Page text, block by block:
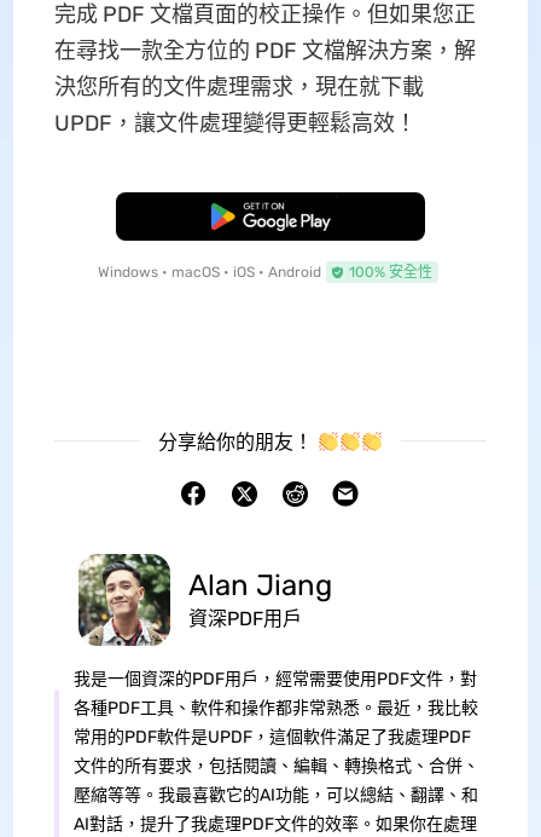
完成 PDF 文檔頁面的校正操作。但如果您正
在尋找一款全方位的 PDF 文檔解決方案，解
決您所有的文件處理需求，現在就下載
UPDF，讓文件處理變得更輕鬆高效！
免費下載
Windows • macOS • iOS • Android 100% 安全性
分享給你的朋友！
Alan Jiang
資深PDF用戶
我是一個資深的PDF用戶，經常需要使用PDF文件，對
各種PDF工具、軟件和操作都非常熟悉。最近，我比較
常用的PDF軟件是UPDF，這個軟件滿足了我處理PDF
文件的所有要求，包括閱讀、編輯、轉換格式、合併、
壓縮等等。我最喜歡它的AI功能，可以總結、翻譯、和
AI對話，提升了我處理PDF文件的效率。如果你在處理